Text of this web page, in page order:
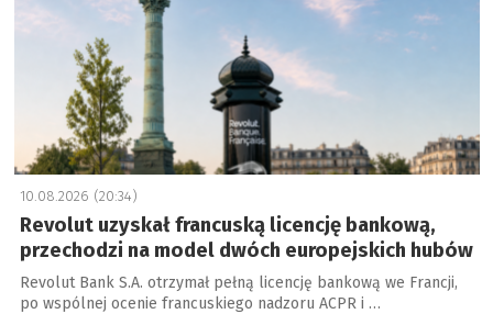
10.08.2026 (20:34)
Revolut uzyskał francuską licencję bankową,
przechodzi na model dwóch europejskich hubów
Revolut Bank S.A. otrzymał pełną licencję bankową we Francji,
po wspólnej ocenie francuskiego nadzoru ACPR i …